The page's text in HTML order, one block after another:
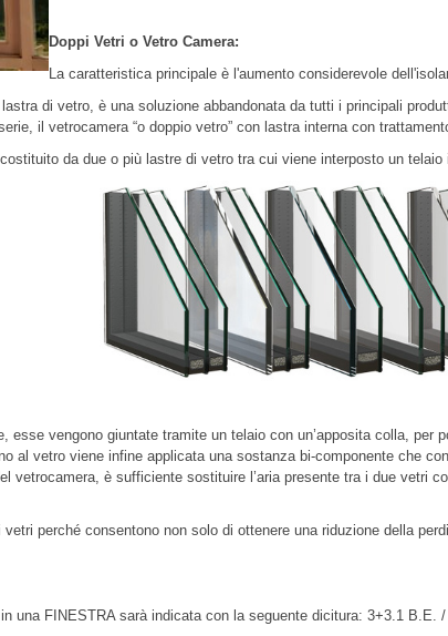
Doppi Vetri o Vetro Camera:
La caratteristica principale è l'aumento considerevole
di vetro, è una soluzione abbandonata da tutti i principali
il vetrocamera “o doppio vetro” con lastra interna con
da due o più lastre di vetro tra cui viene interposto un
esse vengono giuntate tramite un telaio con un’apposita colla,
al vetro viene infine applicata una sostanza bi-componente che
vetrocamera, è sufficiente sostituire l’aria presente tra i due vetri
perché consentono non solo di ottenere una riduzione della
una FINESTRA sarà indicata con la seguente dicitura: 3+3.1 B.E.